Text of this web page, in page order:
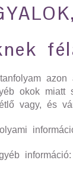
azon
okok miatt
vagy, és
információ: